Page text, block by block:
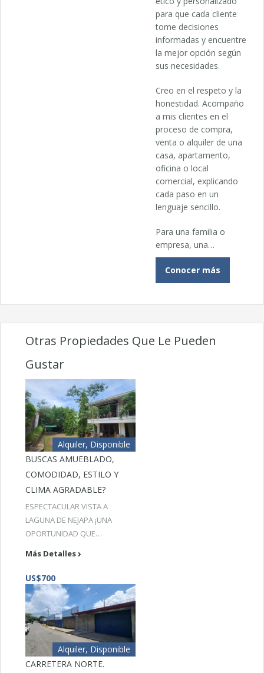
para que cada cliente
tome decisiones
informadas y encuentre
la mejor opción según
sus necesidades.
Creo en el respeto y la
honestidad. Acompaño
a mis clientes en el
proceso de compra,
venta o alquiler de una
casa, apartamento,
oficina o local
comercial, explicando
cada paso en un
lenguaje sencillo.
Para una familia o
empresa, una…
Conocer más
Otras Propiedades Que Le Pueden
Gustar
Alquiler, Disponible
BUSCAS AMUEBLADO,
COMODIDAD, ESTILO Y
CLIMA AGRADABLE?
ESPECTACULAR VISTA A
LAGUNA DE NEJAPA ¡UNA
OPORTUNIDAD QUE…
Más Detalles
US$700
Alquiler, Disponible
CARRETERA NORTE.